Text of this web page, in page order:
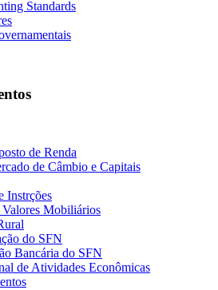
Standards
de Renda
de Câmbio e Capitais
Instrções
Mobiliários
do SFN
Bancária do SFN
de Atividades Econômicas